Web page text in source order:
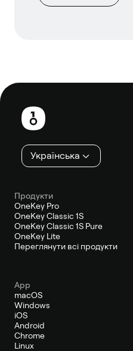
Нижній
колонтитул
Українська
Продукти
OneKey Pro
OneKey Classic 1S
OneKey Classic 1S Pure
OneKey Lite
Переглянути всі продукти
App
macOS
Windows
iOS
Android
Chrome
Linux